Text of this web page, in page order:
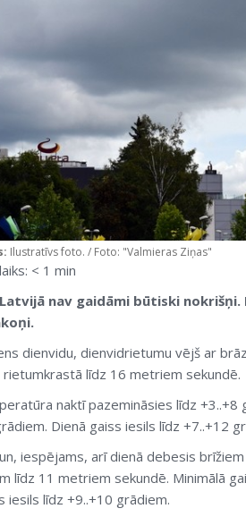
Ilustratīvs foto. / Foto: "Valmieras Ziņas"
< 1 min
nav gaidāmi būtiski nokrišņi.
dienvidu, dienvidrietumu vējš ar
līdz 16 metriem sekundē.
naktī pazemināsies līdz
Dienā gaiss iesils līdz +7..+12
iespējams, arī dienā debesis
līdz 11 metriem sekundē. Minimālā
iesils līdz +9..+10 grādiem.